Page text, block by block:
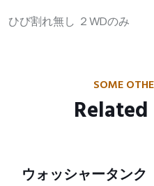
ひび割れ無し ２WDのみ
SOME
ウォッシャータンク